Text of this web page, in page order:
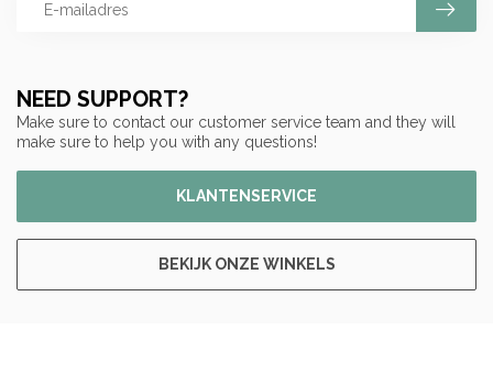
NEED SUPPORT?
Make sure to contact our customer service team and they will
make sure to help you with any questions!
KLANTENSERVICE
BEKIJK ONZE WINKELS